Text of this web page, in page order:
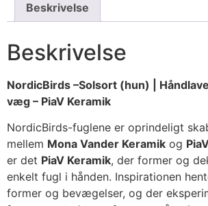
Beskrivelse
Beskrivelse
NordicBirds –Solsort (hun) |
væg – PiaV Keramik
NordicBirds-fuglene er oprindeligt
mellem Mona Vander Keramik og
er det PiaV Keramik, der former og
enkelt fugl i hånden. Inspirationen
former og bevægelser, og der